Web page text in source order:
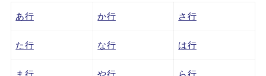
あ行 か行 さ行
た行 な行 は行